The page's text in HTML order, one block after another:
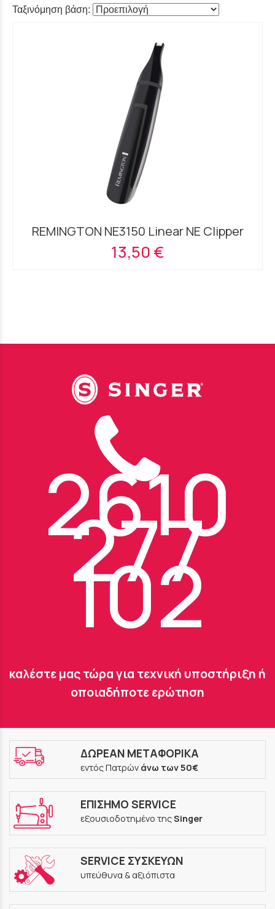
Ταξινόμηση βάση:
REMINGTON NE3150 Linear NE Clipper
13,50 €
2610
277
102
καλέστε μας τώρα για τεχνική υποστήριξη ή
οποιαδήποτε ερώτηση
ΔΩΡΕΑΝ ΜΕΤΑΦΟΡΙΚΑ
εντός Πατρών άνω των 50€
ΕΠΙΣΗΜΟ SERVICE
εξουσιοδοτημένο τηςSinger
SERVICE ΣΥΣΚΕΥΩΝ
υπεύθυνα & αξιόπιστα